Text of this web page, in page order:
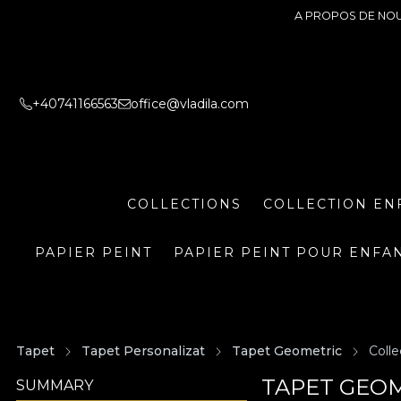
A PROPOS DE
+40741166563 office@vladila.com
COLLECTIONS COLLECTION
PAPIER PEINT PAPIER PEINT POUR
Tapet Tapet Personalizat Tapet Geometric
SUMMARY TAPET